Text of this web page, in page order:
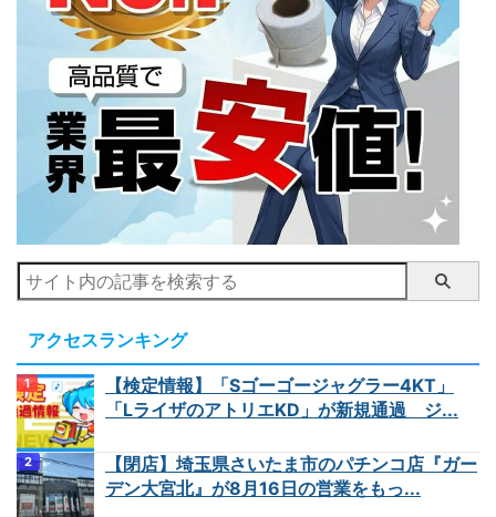
アクセスランキング
【検定情報】「Sゴーゴージャグラー4KT」
「LライザのアトリエKD」が新規通過 ジ...
【閉店】埼玉県さいたま市のパチンコ店『ガー
デン大宮北』が8月16日の営業をもっ...